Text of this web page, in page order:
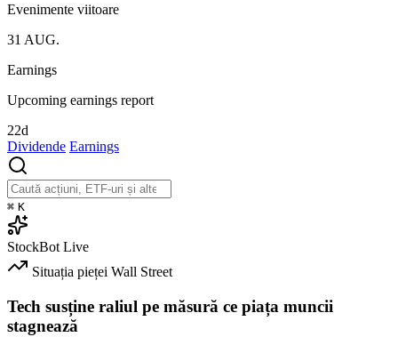
Evenimente viitoare
31 AUG.
Earnings
Upcoming earnings report
22d
Dividende Earnings
⌘ K
StockBot Live
Situația pieței Wall Street
Tech susține raliul pe măsură ce piața muncii
stagnează